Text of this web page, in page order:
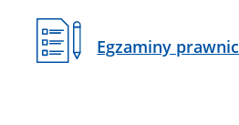
Egzaminy